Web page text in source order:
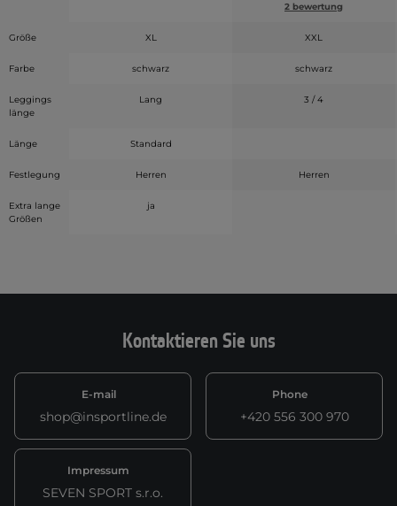
2 bewertung
Größe XL XXL
Farbe schwarz schwarz
Leggings
länge
Lang 3 / 4
Länge Standard
Festlegung Herren Herren
Extra lange
Größen
ja
Kontaktieren Sie uns
E-mail
shop@insportline.de
Phone
+420 556 300 970
Impressum
SEVEN SPORT s.r.o.